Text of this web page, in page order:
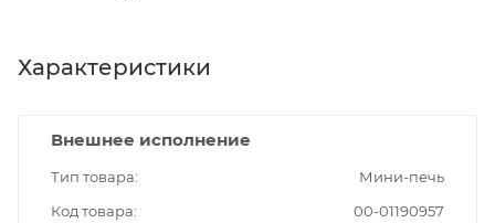
Характеристики
Внешнее исполнение
Тип товара
Мини-печь
Код товара
00-01190957